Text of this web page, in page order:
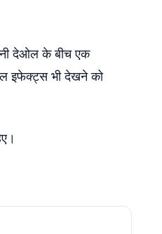
देओल के बीच एक
इफेक्ट्स भी देखने को